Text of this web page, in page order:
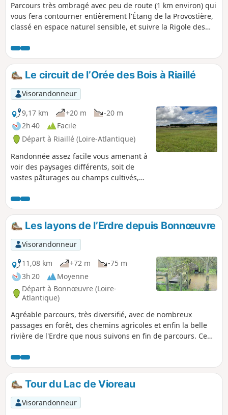
Parcours très ombragé avec peu de route (1 km environ) qui
vous fera contourner entièrement l'Étang de la Provostière,
classé en espace naturel sensible, et suivre la Rigole des
l'Étang de Vioreau.Remarque : évitez de vous aventurer
autour de l'étang en période de hautes eaux. Le sentier
peut y être difficilement praticable.
Le circuit de l’Orée des Bois à Riaillé
Visorandonneur
9,17 km
+20 m
-20 m
2h 40
Facile
Départ à Riaillé (Loire-Atlantique)
Randonnée assez facile vous amenant à
voir des paysages différents, soit de
vastes pâturages ou champs cultivés,
Beaucoup de beaux chemins, un tout
petit peu de route, de quoi se dégourdir
les jambes.
Les layons de l’Erdre depuis Bonnœuvre
Visorandonneur
11,08 km
+72 m
-75 m
3h 20
Moyenne
Départ à Bonnœuvre (Loire-
Atlantique)
Agréable parcours, très diversifié, avec de nombreux
passages en forêt, des chemins agricoles et enfin la belle
rivière de l'Erdre que nous suivons en fin de parcours. Ce
mais de manière très aléatoire ; l'un sur celui des Layons et
l'autre sur celui de l'Erdre. Plusieurs portions se font sur
passages privés autorisés. Respectez ces lieux.
Tour du Lac de Vioreau
Visorandonneur